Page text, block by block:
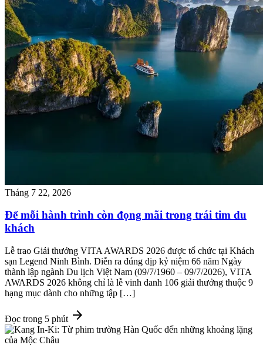
Tháng 7 22, 2026
Để mỗi hành trình còn đọng mãi trong trái tim du
khách
Lễ trao Giải thưởng VITA AWARDS 2026 được tổ chức tại Khách
sạn Legend Ninh Bình. Diễn ra đúng dịp kỷ niệm 66 năm Ngày
thành lập ngành Du lịch Việt Nam (09/7/1960 – 09/7/2026), VITA
AWARDS 2026 không chỉ là lễ vinh danh 106 giải thưởng thuộc 9
hạng mục dành cho những tập […]
Đọc trong 5 phút arrow_forward